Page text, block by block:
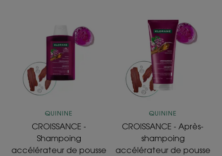
Shampoing
accélérateur
de
pousse
QUININE
CROISSANCE -
Shampoing
accélérateur de pousse
Après-
shampoing
accélérateur
de
pousse
QUININE
CROISSANCE - Après-
shampoing
accélérateur de pousse